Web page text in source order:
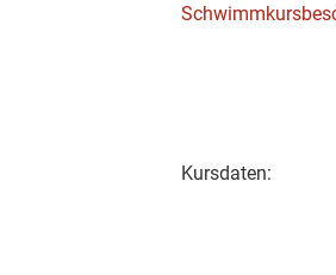
Kursdaten: